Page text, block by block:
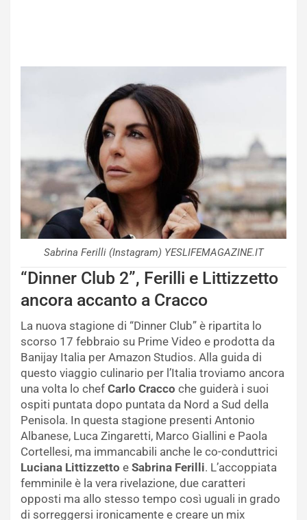
Sabrina Ferilli (Instagram) YESLIFEMAGAZINE.IT
“Dinner Club 2”, Ferilli e Littizzetto
ancora accanto a Cracco
La nuova stagione di “Dinner Club” è ripartita lo
scorso 17 febbraio su Prime Video e prodotta da
Banijay Italia per Amazon Studios. Alla guida di
questo viaggio culinario per l’Italia troviamo ancora
una volta lo chef Carlo Cracco che guiderà i suoi
ospiti puntata dopo puntata da Nord a Sud della
Penisola. In questa stagione presenti Antonio
Albanese, Luca Zingaretti, Marco Giallini e Paola
Cortellesi, ma immancabili anche le co-conduttrici
Luciana Littizzetto e Sabrina Ferilli. L’accoppiata
femminile è la vera rivelazione, due caratteri
opposti ma allo stesso tempo così uguali in grado
di sorreggersi ironicamente e creare un mix